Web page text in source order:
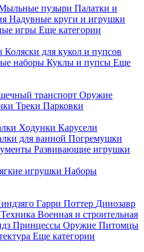
пузыри Палатки и
Надувные круги и игрушки
игры Еще категории
Коляски для кукол и пупсов
наборы Куклы и пупсы Еще
транспорт Оружие
Треки Парковки
Ходунки Карусели
для ванной Погремушки
Развивающие игрушки
игрушки Наборы
Гарри Поттер Динозавр
Техника Военная и строительная
Принцессы Оружие Питомцы
Еще категории